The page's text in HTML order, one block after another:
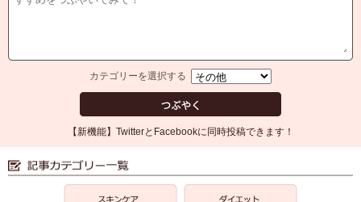
カテゴリーを選択する
【新機能】TwitterとFacebookに同時投稿できます！